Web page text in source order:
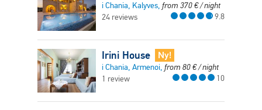
i Chania, Kalyves, from 370€/ night
24 reviews
9.8
Irini House Ny!
i Chania, Armenoi, from 80€/ night
1 review
10